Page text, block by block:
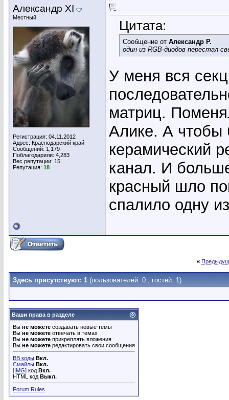
Александр XI
Местный
Регистрация: 04.11.2012
Адрес: Краснодарский край
Сообщений: 1,179
Поблагодарили: 4,283
Вес репутации: 15
Репутация: 18
Цитата:
Сообщение от Александр Р.
один из RGB-диодов перестал
У меня вся
матриц.
Алике. А чтобы
керамический
канал. И
красный шло
спалило одну
«
Здесь присутствуют: 1 (пользователей: 0 , гостей: 1)
Ваши права в разделе
Вы не можете создавать новые темы
Вы не можете отвечать в темах
Вы не можете прикреплять вложения
Вы не можете редактировать свои сообщения
BB коды Вкл.
Смайлы Вкл.
[IMG] код Вкл.
HTML код Выкл.
Forum Rules